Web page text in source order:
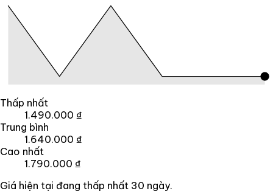
Thấp nhất
1.490.000 ₫
Trung bình
1.640.000 ₫
Cao nhất
1.790.000 ₫
Giá hiện tại đang thấp nhất 30 ngày.